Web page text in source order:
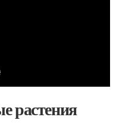
растения